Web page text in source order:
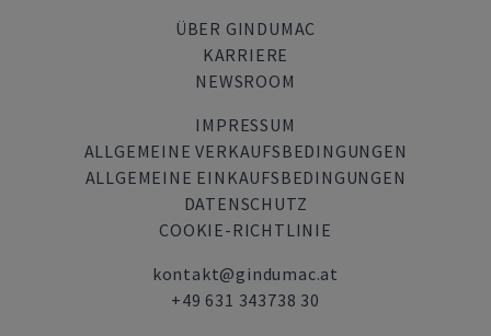
ÜBER GINDUMAC
KARRIERE
NEWSROOM
IMPRESSUM
ALLGEMEINE VERKAUFSBEDINGUNGEN
ALLGEMEINE EINKAUFSBEDINGUNGEN
DATENSCHUTZ
COOKIE-RICHTLINIE
kontakt@gindumac.at
+49 631 343738 30